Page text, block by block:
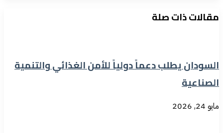
مقالات ذات صلة
السودان يطلب دعماً دولياً للأمن الغذائي والتنمية
الصناعية
مايو 24, 2026